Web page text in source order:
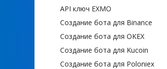
API ключ EXMO
Создание бота для Binance
Создание бота для OKEX
Создание бота для Kucoin
Создание бота для Poloniex